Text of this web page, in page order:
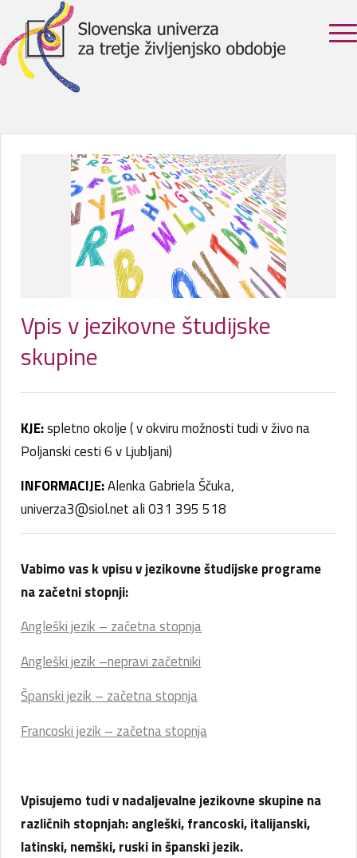
Vpis v jezikovne študijske
skupine
KJE:spletno okolje ( v okviru možnosti tudi v živo na
Poljanski cesti 6 v Ljubljani)
INFORMACIJE:Alenka Gabriela Ščuka,
univerza3@siol.net ali 031 395 518
Vabimo vas k vpisu v jezikovne študijske programe
na začetni stopnji:
Angleški jezik – začetna stopnja
Angleški jezik –nepravi začetniki
Španski jezik – začetna stopnja
Francoski jezik – začetna stopnja
Vpisujemo tudi v nadaljevalne jezikovne skupine na
različnih stopnjah: angleški, francoski, italijanski,
latinski, nemški, ruski in španski jezik.